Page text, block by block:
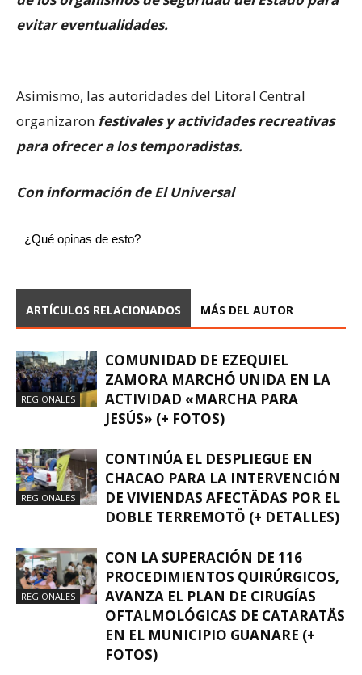
evitar eventualidades.
Asimismo, las autoridades del Litoral Central
organizaron festivales y actividades recreativas
para ofrecer a los temporadistas.
Con información de El Universal
¿Qué opinas de esto?
ARTÍCULOS RELACIONADOS MÁS DEL AUTOR
REGIONALES
COMUNIDAD DE EZEQUIEL
ZAMORA MARCHÓ UNIDA EN LA
ACTIVIDAD «MARCHA PARA
JESÚS» (+ FOTOS)
REGIONALES
CONTINÚA EL DESPLIEGUE EN
CHACAO PARA LA INTERVENCIÓN
DE VIVIENDAS AFECTÄDAS POR EL
DOBLE TERREMOTÖ (+ DETALLES)
REGIONALES
CON LA SUPERACIÓN DE 116
PROCEDIMIENTOS QUIRÚRGICOS,
AVANZA EL PLAN DE CIRUGÍAS
OFTALMOLÓGICAS DE CATARATÄS
EN EL MUNICIPIO GUANARE (+
FOTOS)